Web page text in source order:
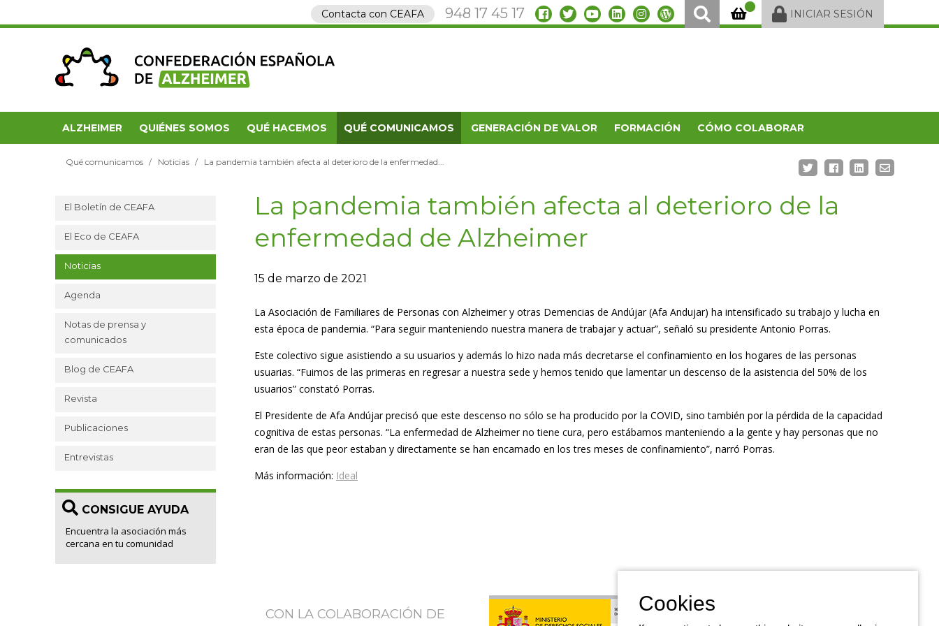
Contacta con CEAFA 948 17 45 17 INICIAR SESIÓN
ALZHEIMER QUIÉNES SOMOS QUÉ HACEMOS QUÉ COMUNICAMOS GENERACIÓN DE VALOR FORMACIÓN CÓMO COLABORAR
Qué comunicamos Noticias La pandemia también afecta al deterioro de la enfermedad...
El Boletín de CEAFA
El Eco de CEAFA
Noticias
Agenda
Notas de prensa y
comunicados
Blog de CEAFA
Revista
Publicaciones
Entrevistas
CONSIGUE AYUDA
Encuentra la asociación más
cercana en tu comunidad
La pandemia también afecta al deterioro de la
enfermedad de Alzheimer
15 de marzo de 2021
La Asociación de Familiares de Personas con Alzheimer y otras Demencias de Andújar (Afa Andujar) ha intensificado su trabajo y lucha en
esta época de pandemia. “Para seguir manteniendo nuestra manera de trabajar y actuar”, señaló su presidente Antonio Porras.
Este colectivo sigue asistiendo a su usuarios y además lo hizo nada más decretarse el confinamiento en los hogares de las personas
usuarias. “Fuimos de las primeras en regresar a nuestra sede y hemos tenido que lamentar un descenso de la asistencia del 50% de los
usuarios” constató Porras.
El Presidente de Afa Andújar precisó que este descenso no sólo se ha producido por la COVID, sino también por la pérdida de la capacidad
cognitiva de estas personas. “La enfermedad de Alzheimer no tiene cura, pero estábamos manteniendo a la gente y hay personas que no
eran de las que peor estaban y directamente se han encamado en los tres meses de confinamiento”, narró Porras.
Más información: Ideal
CON LA COLABORACIÓN DE